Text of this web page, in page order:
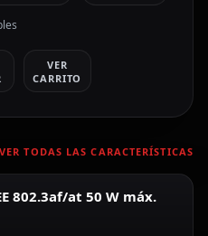
VER
CARRITO
VER TODAS LAS CARACTERÍSTICAS
802.3af/at 50 W máx.